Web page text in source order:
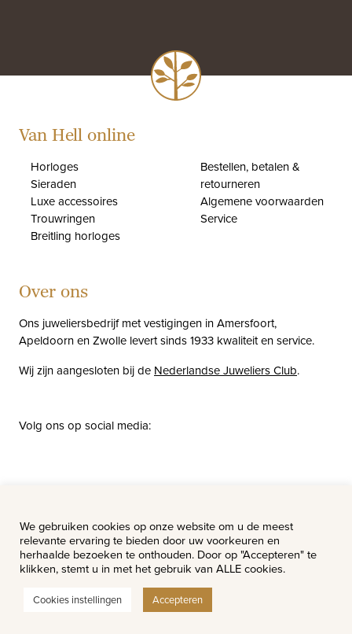
Van Hell online
Horloges
Sieraden
Luxe accessoires
Trouwringen
Breitling horloges
Bestellen, betalen &
retourneren
Algemene voorwaarden
Service
Over ons
Ons juweliersbedrijf met vestigingen in Amersfoort,
Apeldoorn en Zwolle levert sinds 1933 kwaliteit en service.
Wij zijn aangesloten bij de Nederlandse Juweliers Club.
Volg ons op social media:
Vacatures
© Van Hell Juweliers - Alle rechten voorbehouden.
Website ontwerp & realisatie:Watch this Agency BV Almere
We gebruiken cookies op onze website om u de meest
relevante ervaring te bieden door uw voorkeuren en
herhaalde bezoeken te onthouden. Door op "Accepteren" te
klikken, stemt u in met het gebruik van ALLE cookies.
Cookies instellingen Accepteren